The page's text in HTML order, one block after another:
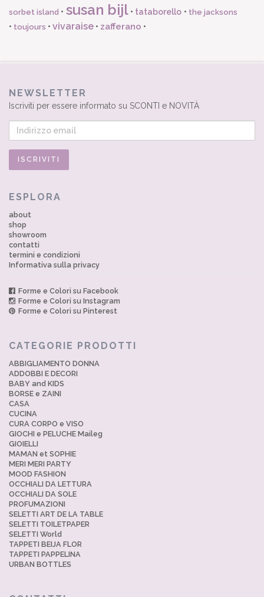
sorbet island • susan bijl• tataborello • the jacksons
• toujours • vivaraise • zafferano •
NEWSLETTER
Iscriviti per essere informato su SCONTI e NOVITÀ
ESPLORA
about
shop
showroom
contatti
termini e condizioni
Informativa sulla privacy
Forme e Colori su Facebook
Forme e Colori su Instagram
Forme e Colori su Pinterest
CATEGORIE PRODOTTI
ABBIGLIAMENTO DONNA
ADDOBBI E DECORI
BABY and KIDS
BORSE e ZAINI
CASA
CUCINA
CURA CORPO e VISO
GIOCHI e PELUCHE Maileg
GIOIELLI
MAMAN et SOPHIE
MERI MERI PARTY
MOOD FASHION
OCCHIALI DA LETTURA
OCCHIALI DA SOLE
PROFUMAZIONI
SELETTI ART DE LA TABLE
SELETTI TOILETPAPER
SELETTI World
TAPPETI BEIJA FLOR
TAPPETI PAPPELINA
URBAN BOTTLES